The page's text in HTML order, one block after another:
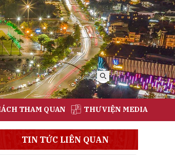
THAM QUAN THƯ VIỆN MEDIA
TIN TỨC LIÊN QUAN